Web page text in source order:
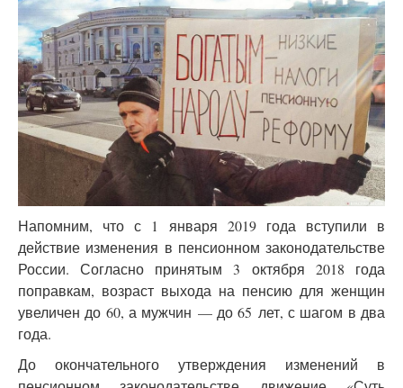
Напомним, что с 1 января 2019 года вступили в
действие изменения в пенсионном законодательстве
России. Согласно принятым 3 октября 2018 года
поправкам, возраст выхода на пенсию для женщин
увеличен до 60, а мужчин — до 65 лет, с шагом в два
года.
До окончательного утверждения изменений в